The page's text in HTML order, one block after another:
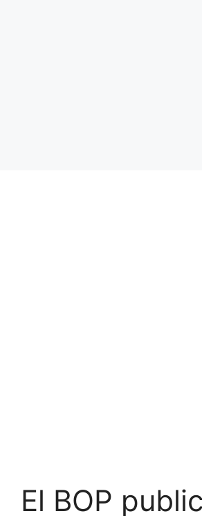
El BOP